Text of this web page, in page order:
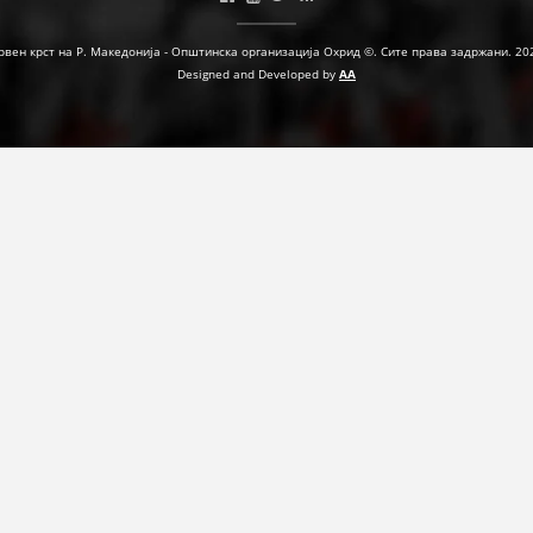
крст на Р. Македонија - Општинска организација Охрид ©. Сите права задржани.
Designed and Developed by AA